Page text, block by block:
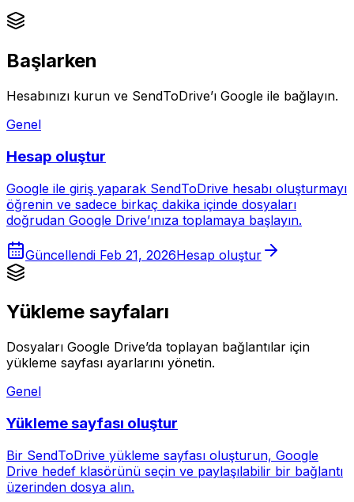
Başlarken
Hesabınızı kurun ve SendToDrive’ı Google ile bağlayın.
Genel
Hesap oluştur
Google ile giriş yaparak SendToDrive hesabı oluşturmayı
öğrenin ve sadece birkaç dakika içinde dosyaları
doğrudan Google Drive’ınıza toplamaya başlayın.
Güncellendi Feb 21, 2026Hesap oluştur
Yükleme sayfaları
Dosyaları Google Drive’da toplayan bağlantılar için
yükleme sayfası ayarlarını yönetin.
Genel
Yükleme sayfası oluştur
Bir SendToDrive yükleme sayfası oluşturun, Google
Drive hedef klasörünü seçin ve paylaşılabilir bir bağlantı
üzerinden dosya alın.